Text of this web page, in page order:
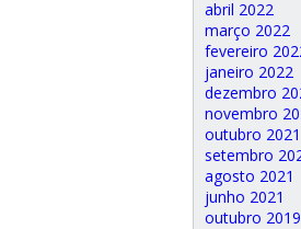
abril 2022
março 2022
fevereiro
janeiro 2022
dezembro
novembro
outubro 2021
setembro
agosto 2021
junho 2021
outubro 2019